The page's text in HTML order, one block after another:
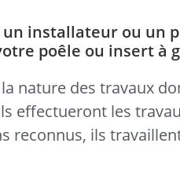
un installateur ou un
poêle ou insert à
nature des travaux
effectueront les
reconnus, ils